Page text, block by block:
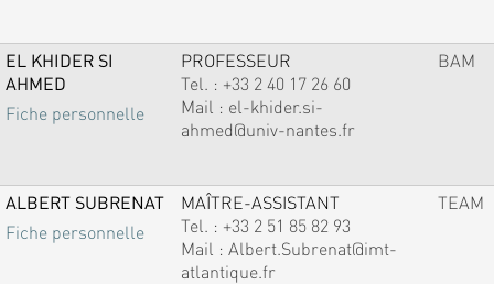
EL KHIDER SI
AHMED
Fiche personnelle
PROFESSEUR
Tel. : +33 2 40 17 26 60
Mail : el-khider.si-
ahmed@univ-nantes.fr
BAM
ALBERT SUBRENAT
Fiche personnelle
MAÎTRE-ASSISTANT
Tel. : +33 2 51 85 82 93
Mail : Albert.Subrenat@imt-
atlantique.fr
TEAM